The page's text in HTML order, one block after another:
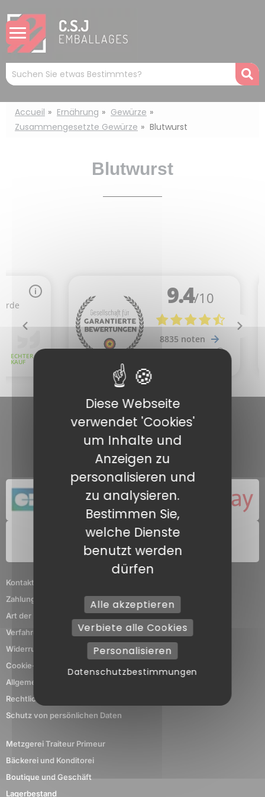
Mots
clés
:
Accueil Ernährung
Gewürze
Zusammengesetzte Gewürze
Blutwurst
Blutwurst
Kontaktieren Sie uns
Zahlungsmethoden
Art der Lieferung
Verfahren der Rückgabe
Widerrufsformular
Cookie-Verwaltung
Allgemeine Geschäftsbedingungen
Rechtliche Hinweise
Schutz von persönlichen Daten
Metzgerei Traiteur Primeur
Bäckerei und Konditorei
Boutique und Geschäft
Lagerbestand
Diese Webseite
verwendet 'Cookies'
um Inhalte und
Anzeigen zu
personalisieren und
zu analysieren.
Bestimmen Sie,
welche Dienste
benutzt werden
dürfen
Alle akzeptieren
Verbiete alle Cookies
Personalisieren
Datenschutzbestimmungen